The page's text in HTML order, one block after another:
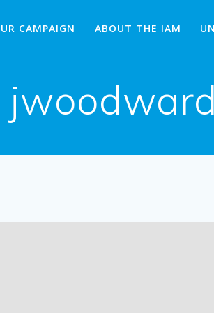
CAMPAIGN ABOUT THE IAM